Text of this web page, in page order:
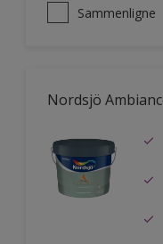
Sammenligne
Nordsjö